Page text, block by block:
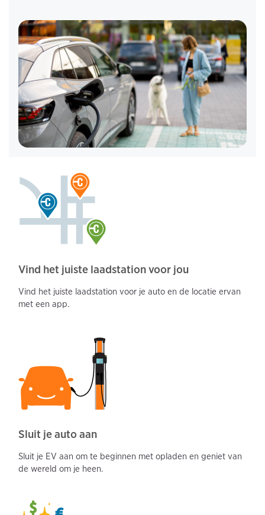
Vind het juiste laadstation voor jou
Sluit je auto aan
Vind het juiste laadstation voor je auto en de locatie ervan
met een app.
Sluit je EV aan om te beginnen met opladen en geniet van
de wereld om je heen.